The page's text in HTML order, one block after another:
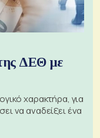
ΔΕΘ με
χαρακτήρα, για
να αναδείξει ένα